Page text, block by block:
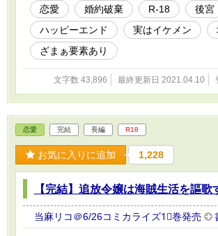
ヒロインの地の文での口が悪めです。 ※やること
R18設定ですが、エロくはないです。 ※中華風後
ーロッパ風世界観でもなく、どっちも混ざったよ
お話です。
恋愛 婚約破棄 R‐18
後宮
ハッピーエンド
実はイケメン
ざまぁ要素あり
文字数 43,896 最終更新日 2021.04.10
恋愛 完結 長編 R18
お気に入りに追加 1,228
【完結】追放令嬢は海賊生活を謳歌
当麻リコ＠6/26コミカライズ1⃣巻発売